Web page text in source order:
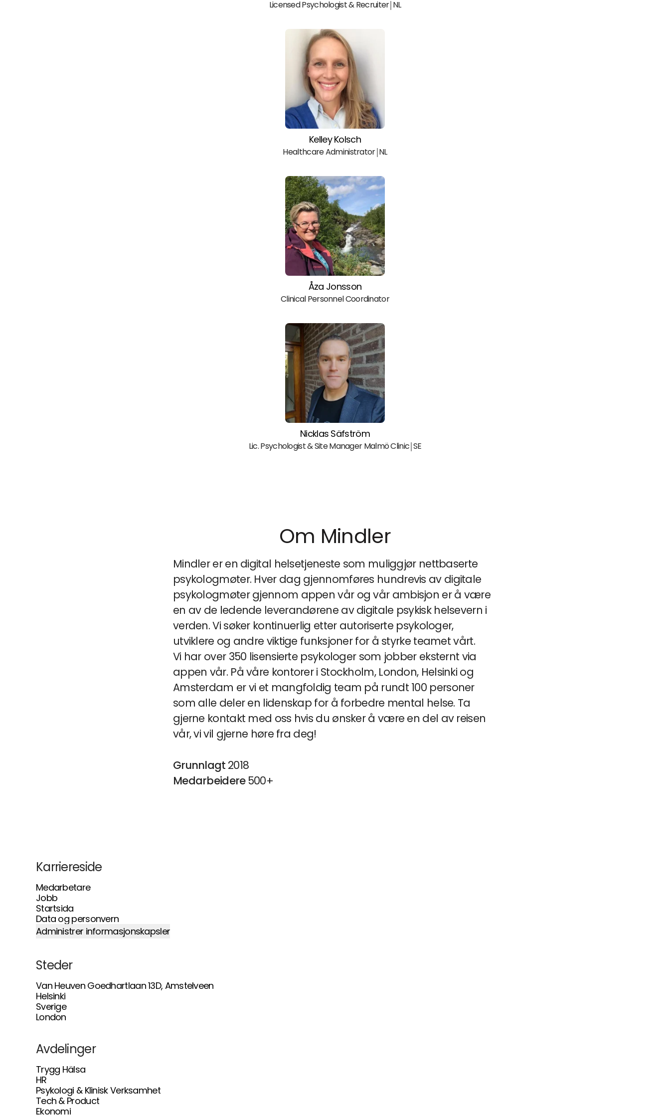
Licensed Psychologist & Recruiter￨NL
Kelley Kolsch
Healthcare Administrator￨NL
Åza Jonsson
Clinical Personnel Coordinator
Nicklas Säfström
Lic. Psychologist & Site Manager Malmö Clinic￨SE
Om Mindler
Mindler er en digital helsetjeneste som muliggjør nettbaserte
psykologmøter. Hver dag gjennomføres hundrevis av digitale
psykologmøter gjennom appen vår og vår ambisjon er å være
en av de ledende leverandørene av digitale psykisk helsevern i
verden. Vi søker kontinuerlig etter autoriserte psykologer,
utviklere og andre viktige funksjoner for å styrke teamet vårt.
Vi har over 350 lisensierte psykologer som jobber eksternt via
appen vår. På våre kontorer i Stockholm, London, Helsinki og
Amsterdam er vi et mangfoldig team på rundt 100 personer
som alle deler en lidenskap for å forbedre mental helse. Ta
gjerne kontakt med oss ​​hvis du ønsker å være en del av reisen
vår, vi vil gjerne høre fra deg!
Grunnlagt 2018
Medarbeidere500+
Karriereside
Medarbetare
Jobb
Startsida
Data og personvern
Administrer informasjonskapsler
Steder
Van Heuven Goedhartlaan 13D, Amstelveen
Helsinki
Sverige
London
Avdelinger
Trygg Hälsa
HR
Psykologi & Klinisk Verksamhet
Tech & Product
Ekonomi